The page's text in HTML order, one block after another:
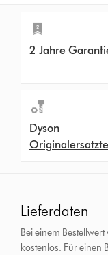
2 Jahre
Dyson
Lieferdaten
Bei einem
kostenlos. Für einen